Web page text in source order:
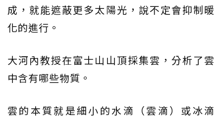
成，就能遮蔽更多太陽光，說不定會抑制暖
化的進行。
大河內教授在富士山山頂採集雲，分析了雲
中含有哪些物質。
雲的本質就是細小的水滴（雲滴）或冰滴